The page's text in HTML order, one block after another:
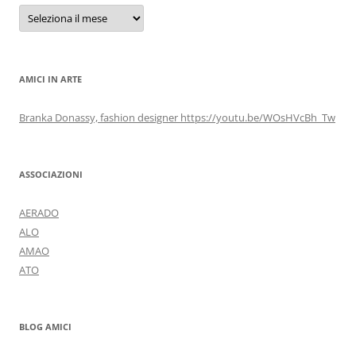
Archivi
AMICI IN ARTE
Branka Donassy, fashion designer https://youtu.be/WOsHVcBh_Tw
ASSOCIAZIONI
AERADO
ALO
AMAO
ATO
BLOG AMICI